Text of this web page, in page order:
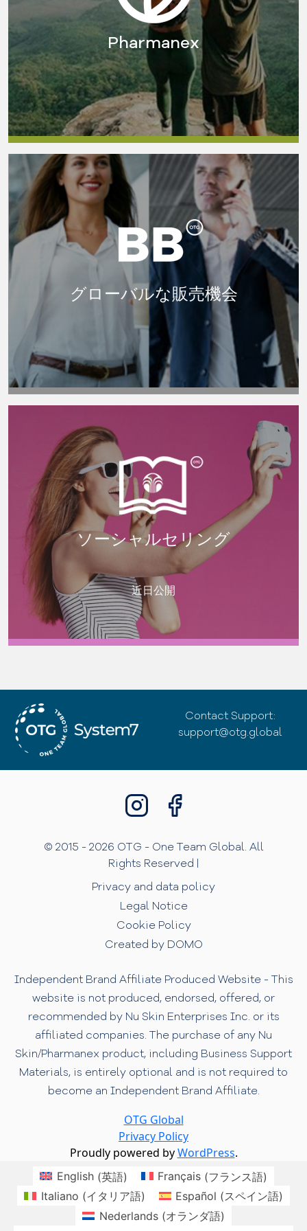
Pharmanex
グローバルな販売機会
ソーシャルセリング
近日公開
Contact Support:
support@otg.global
© 2015 - 2026 OTG - One Team Global. All
Rights Reserved |
Privacy and data policy
Legal Notice
Cookie Policy
Created by DOMO
Independent Brand Affiliate Produced Website - This
website is not produced, endorsed, offered, or
recommended by Nu Skin Enterprises Inc. or its
affiliated companies. The purchase of any Nu
Skin/Pharmanex product, including Business Support
Materials, is entirely optional and is not required to
become an Independent Brand Affiliate.
OTG Global
Privacy Policy
Proudly powered byWordPress.
English(英語) Français(フランス語)
Italiano (イタリア語) Español (スペイン語)
Nederlands(オランダ語)